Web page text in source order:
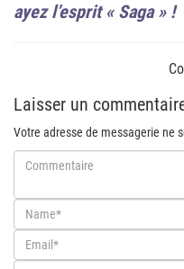
ayez l’esprit « Saga » !
Laisser un
Votre adresse de messagerie ne